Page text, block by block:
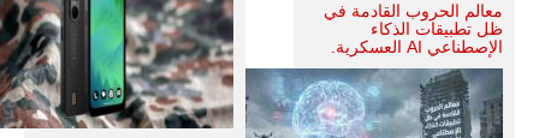
معالم الحروب القادمة في
ظل تطبيقات الذكاء
الإصطناعي AI العسكرية.